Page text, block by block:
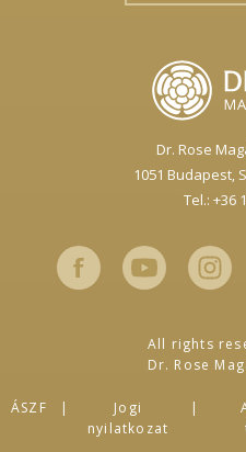
Dr. Rose
1051 Budapest,
Tel.: +36
All rights
Dr. Rose
ÁSZF
Jogi
nyilatkozat